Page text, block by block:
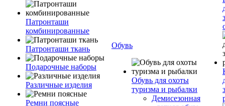
Патронташи
комбинированные
Патронташи ткань
Подарочные наборы
Различные изделия
Ремни поясные
Обувь
Обувь для охоты
туризма и рыбалки
Демисезонная